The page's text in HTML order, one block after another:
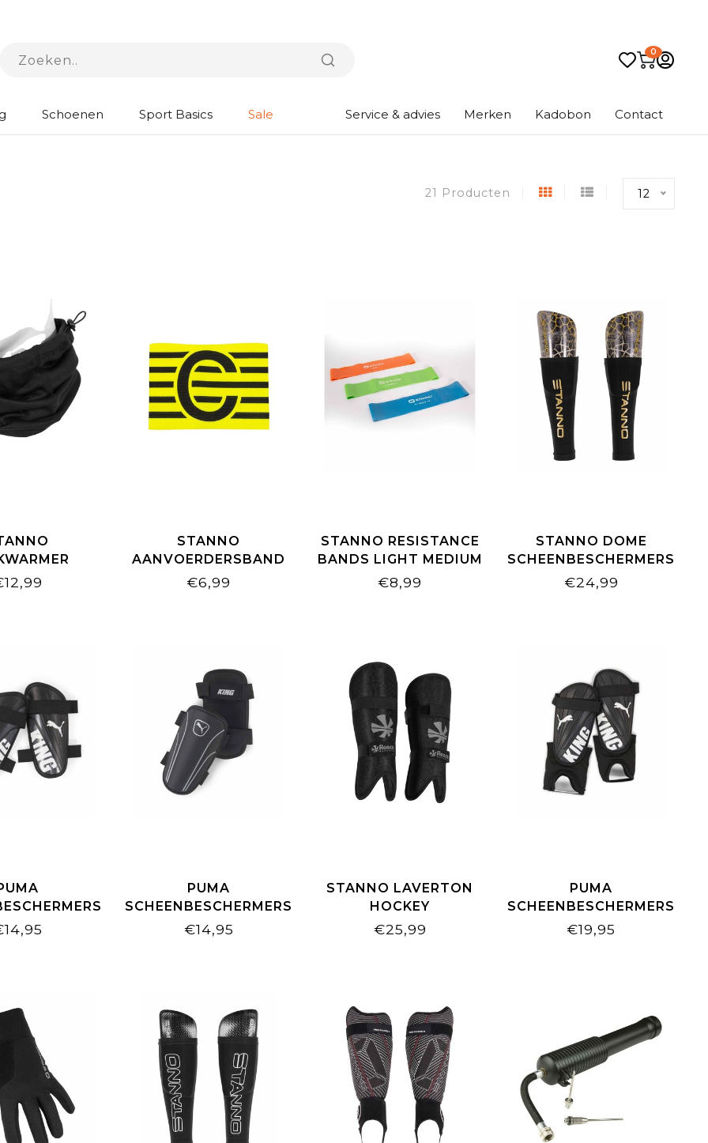
0
Schoenen Sport Basics Sale Service & advies Merken Kadobon Contact
21 Producten 12
STANNO
AANVOERDERSBAND
ELASTIC GEEL-ZWART
€6,99
STANNO RESISTANCE
BANDS LIGHT MEDIUM
HEAVY
€8,99
STANNO DOME
SCHEENBESCHERMERS
GREY/GOLD
€24,99
STRAP
PUMA
SCHEENBESCHERMERS
KING STRAP SILVER
€14,95
STANNO LAVERTON
HOCKEY
SCHEENBESCHERMER
€25,99
PUMA
SCHEENBESCHERMERS
KING IS ANKLE
€19,95